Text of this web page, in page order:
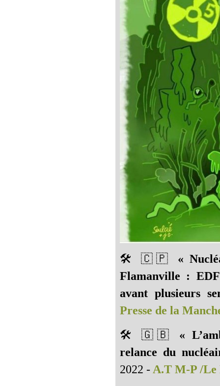
🛠️ 🇨🇵 «
Flamanville :
avant plusieurs
Presse de la
🛠️ 🇬🇧️ «
relance du
2022 - A.T M-P /Le